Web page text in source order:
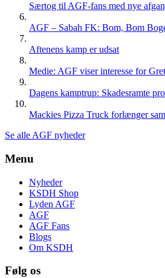
Særtog til AGF-fans med nye
AGF – Sabah FK: Bom, Bom
Aftenens kamp er udsat
Medie: AGF viser interesse for
Dagens kamptrup: Skadesramte
Mackies Pizza Truck forlænger
Se alle AGF nyheder
Menu
Nyheder
KSDH Shop
Lyden AGF
AGF
AGF Fans
Blogs
Om KSDH
Følg os